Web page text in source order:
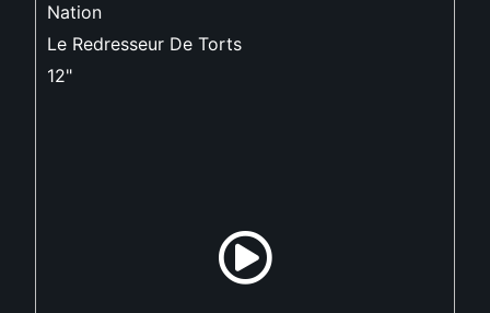
Nation
Le Redresseur De Torts
12"